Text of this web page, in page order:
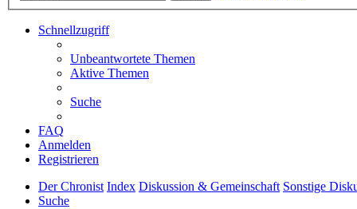
Schnellzugriff
Unbeantwortete Themen
Aktive Themen
Suche
FAQ
Anmelden
Registrieren
Der Chronist Index Diskussion & Gemeinschaft Sonstige
Suche